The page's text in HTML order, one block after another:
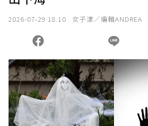
您當前剩餘 U 利點數：0點；前往
2026-07-29 18:10 女子漾／編輯ANDREA